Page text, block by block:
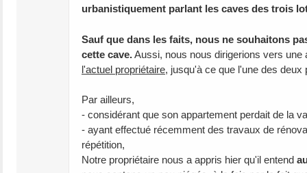
urbanistiquement parlant les caves des trois
Sauf que dans les faits, nous ne souhaitons
cette cave.Aussi, nous nous dirigerions vers une
l'actuel propriétaire, jusqu'à ce que l'une des deux
Par ailleurs,
- considérant que son appartement perdait de la
- ayant effectué récemment des travaux de
répétition,
Notre propriétaire nous a appris hier qu'il entend